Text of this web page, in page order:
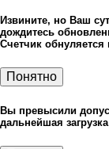
Извините, но Ваш
дождитесь
Счетчик
Понятно
Вы превысили
дальнейшая